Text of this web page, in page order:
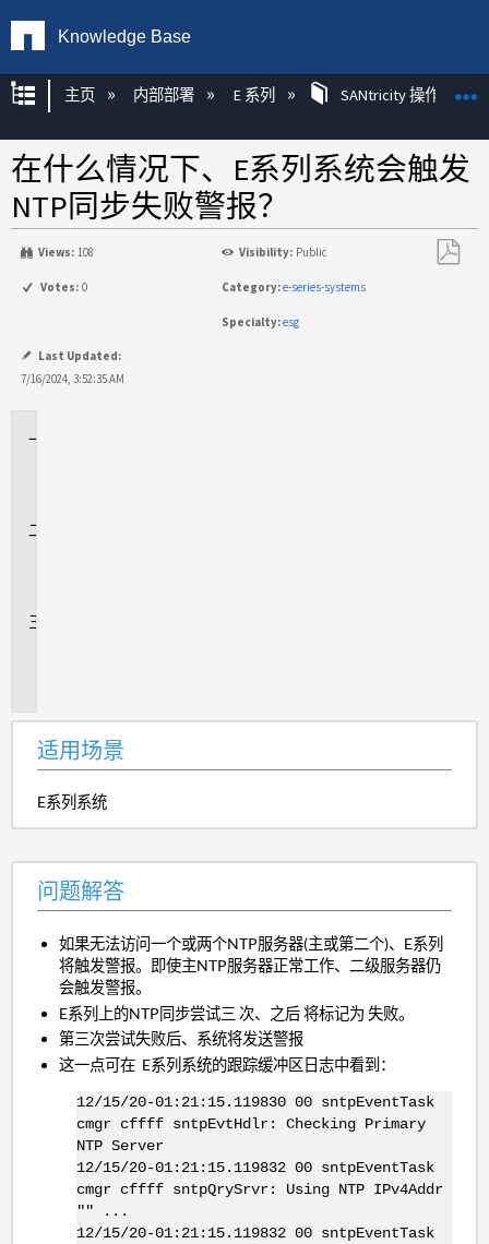
Knowledge Base
扩展/隐缩全局层次
主页 内部部署 E 系列 SANtricity 操作系统
在什么情况下、E系列系统会触发
NTP同步失败警报？
Views: 108 Visibility: Public
Votes: 0 Category:e-series-systems
Specialty:esg
Last Updated:
7/16/2024, 3:52:35 AM
适用场景
E系列系统
问题解答
如果无法访问一个或两个NTP服务器(主或第二个)、E系列
将触发警报。即使主NTP服务器正常工作、二级服务器仍
会触发警报。
E系列上的NTP同步尝试三 次、之后 将标记为 失败。
第三次尝试失败后、系统将发送警报
这一点可在 E系列系统的跟踪缓冲区日志中看到：
12/15/20-01:21:15.119830 00 sntpEventTask
cmgr cffff sntpEvtHdlr: Checking Primary
NTP Server
12/15/20-01:21:15.119832 00 sntpEventTask
cmgr cffff sntpQrySrvr: Using NTP IPv4Addr
"" ...
12/15/20-01:21:15.119832 00 sntpEventTask